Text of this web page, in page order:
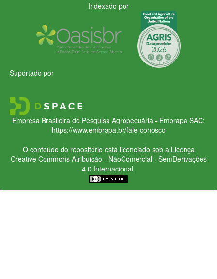
Indexado por
Suportado por
Empresa Brasileira de Pesquisa Agropecuária - Embrapa SAC:
https://www.embrapa.br/fale-conosco
O conteúdo do repositório está licenciado sob a Licença
Creative CommonsAtribuição - NãoComercial - SemDerivações
4.0 Internacional.